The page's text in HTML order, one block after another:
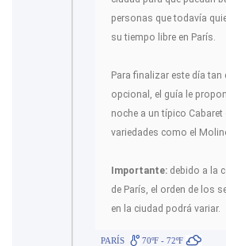
personas que todavía
su tiempo libre en París.
Para finalizar este día
opcional, el guía le
noche a un típico
variedades como el
Importante: debido a la
de París, el orden de los
en la ciudad podrá variar.
PARÍS 70ºF - 72ºF